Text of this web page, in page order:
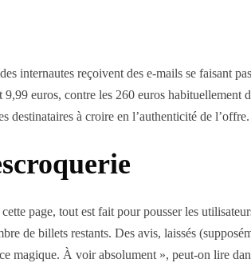
internautes reçoivent des e-mails se faisant
9,99 euros, contre les 260 euros
destinataires à croire en l’authenticité de l’offre.
page, tout est fait pour pousser les
de billets restants. Des avis, laissés
magique. À voir absolument », peut-on lire